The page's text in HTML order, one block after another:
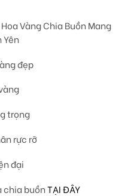
Vàng Chia Buồn Mang
Yên
đẹp
trọng
rực rỡ
đại
chia buồnTẠI ĐÂY